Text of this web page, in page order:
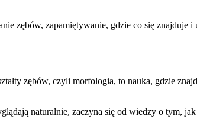
zębów, zapamiętywanie, gdzie co się znajduje
zębów, czyli morfologia, to nauka, gdzie
naturalnie, zaczyna się od wiedzy o tym,